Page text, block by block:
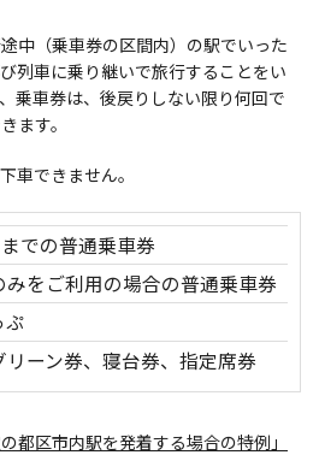
中（乗車券の区間内）の駅でいった
列車に乗り継いで旅行することをい
乗車券は、後戻りしない限り何回で
ます。
車できません。
での普通乗車券
みをご利用の場合の普通乗車券
ぷ
ーン券、寝台券、指定席券
都区市内駅を発着する場合の特例」